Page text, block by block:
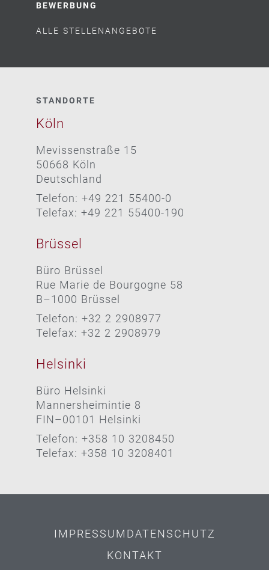
BEWERBUNG
ALLE STELLENANGEBOTE
STANDORTE
Köln
Mevissenstraße 15
50668 Köln
Deutschland
Telefon: +49 221 55400-0
Telefax: +49 221 55400-190
Brüssel
Büro Brüssel
Rue Marie de Bourgogne 58
B–1000 Brüssel
Telefon: +32 2 2908977
Telefax: +32 2 2908979
Helsinki
Büro Helsinki
Mannersheimintie 8
FIN–00101 Helsinki
Telefon: +358 10 3208450
Telefax: +358 10 3208401
IMPRESSUM DATENSCHUTZ
KONTAKT